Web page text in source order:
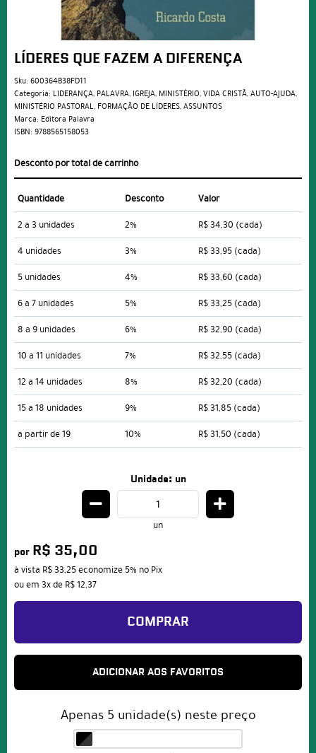
LÍDERES QUE FAZEM A DIFERENÇA
Sku: 600364B38FD11
Categoria: LIDERANÇA, PALAVRA, IGREJA, MINISTÉRIO,VIDA CRISTÃ,AUTO-AJUDA,
MINISTÉRIO PASTORAL, FORMAÇÃO DE LÍDERES,ASSUNTOS
Marca: Editora Palavra
ISBN: 9788565158053
Desconto por total de carrinho
Quantidade Desconto
Valor
2 a 3 unidades
2% R$ 34,30 (cada)
4 unidades
3% R$ 33,95 (cada)
5 unidades
4% R$ 33,60 (cada)
6 a 7 unidades
5% R$ 33,25 (cada)
8 a 9 unidades
6% R$ 32,90 (cada)
10 a 11 unidades
7% R$ 32,55 (cada)
12 a 14 unidades
8% R$ 32,20 (cada)
15 a 18 unidades
9% R$ 31,85 (cada)
a partir de 19
10% R$ 31,50 (cada)
Unidade: un
un
por R$ 35,00
à vista R$ 33,25economize 5% no Pix
ou em 3xde R$ 12,37
COMPRAR
ADICIONAR AOS FAVORITOS
Apenas 5 unidade(s) neste preço